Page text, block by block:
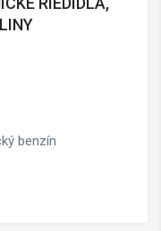
benzín